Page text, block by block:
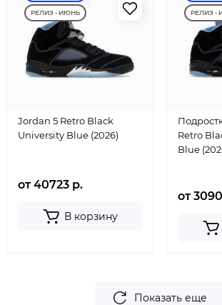
РЕЛИЗ - ИЮНЬ
Jordan 5 Retro Black
University Blue (2026)
от 40723 р.
В корзину
РЕЛИЗ -
Retro
Blue
от
Показать еще